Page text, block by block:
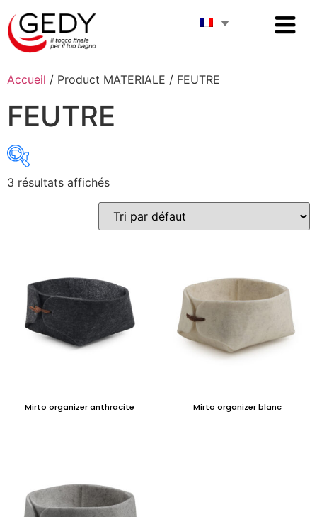
Accueil / Product MATERIALE / FEUTRE
FEUTRE
NOUVEAUTÉ (3)
3 résultats affichés
Mirto organizer anthracite Mirto organizer blanc